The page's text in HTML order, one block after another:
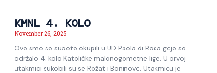
KMNL 4. KOLO
November 26, 2025
Ove smo se subote okupili u UD Paola di Rosa gdje se
održalo 4. kolo Katoličke malonogometne lige. U prvoj
utakmici sukobili su se Rožat i Boninovo. Utakmicu je